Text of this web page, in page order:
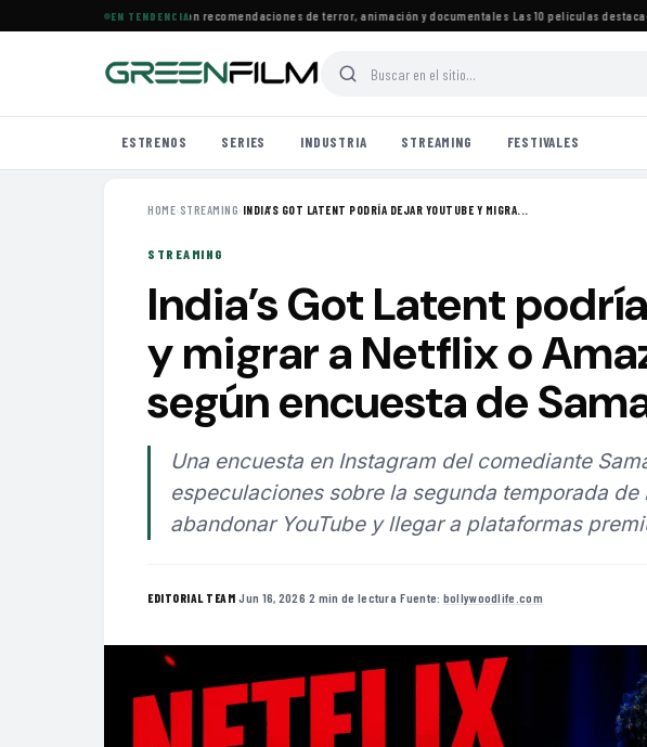
EN TENDENCIA
llegan a Prime Video con recomendaciones de terror, animación y documentales·Las 10 películas
ESTRENOS SERIES INDUSTRIA STREAMING FESTIVALES
HOME› STREAMING› INDIA’S GOT LATENT PODRÍA DEJAR YOUTUBE Y MIGRA...
STREAMING
India’s Got Latent
y migrar a Netflix o
según encuesta de
Una encuesta en Instagram del comediante
especulaciones sobre la segunda temporada de
abandonar YouTube y llegar a plataformas
EDITORIAL TEAM·Jun 16, 2026·2 min de lectura·Fuente: bollywoodlife.com